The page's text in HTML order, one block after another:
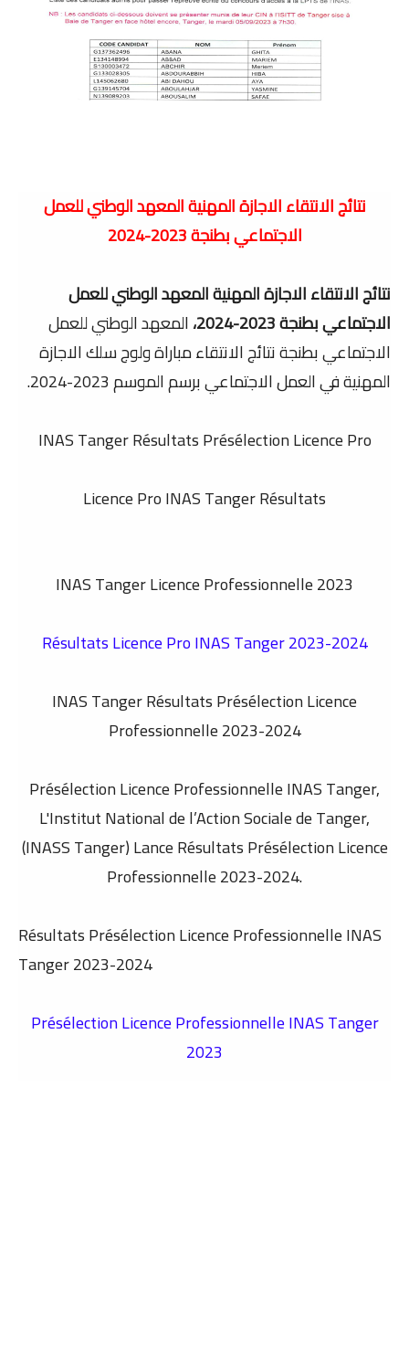
نتائج الانتقاء الاجازة المهنية المعهد الوطني للعمل
الاجتماعي بطنجة 2023-2024
نتائج الانتقاء الاجازة المهنية المعهد الوطني للعمل
الاجتماعي بطنجة 2023-2024،
المعهد الوطني للعمل
الاجتماعي بطنجة نتائج الانتقاء مباراة ولوج سلك الاجازة
المهنية في العمل الاجتماعي برسم الموسم 2023-2024.
INAS Tanger Résultats Présélection Licence Pro
Licence Pro INAS Tanger Résultats
INAS Tanger Licence Professionnelle 2023
Résultats Licence Pro INAS Tanger 2023-2024
INAS Tanger Résultats Présélection Licence
Professionnelle 2023-2024
Présélection Licence Professionnelle INAS Tanger,
L'Institut National de l’Action Sociale de Tanger,
(INASS Tanger) Lance Résultats Présélection Licence
Professionnelle 2023-2024.
Résultats Présélection Licence Professionnelle INAS
Tanger 2023-2024
Présélection Licence Professionnelle INAS Tanger
2023